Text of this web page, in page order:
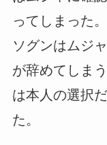
ってしまった。
ソグンはムジ
が辞めてしま
は本人の選択
た。